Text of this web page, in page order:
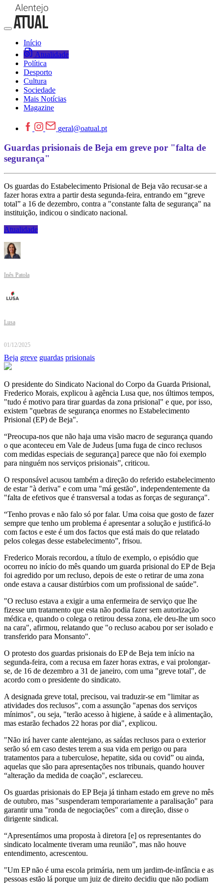
Início
Atualidade
Política
Desporto
Cultura
Sociedade
Mais Notícias
Magazine
geral@oatual.pt
Guardas prisionais de Beja em greve por "falta de
segurança"
Os guardas do Estabelecimento Prisional de Beja vão recusar-se a
fazer horas extra a partir desta segunda-feira, entrando em “greve
total” a 16 de dezembro, contra a "constante falta de segurança" na
instituição, indicou o sindicato nacional.
Atualidade
Inês Patola
Lusa
01/12/2025
Beja greve guardas prisionais
O presidente do Sindicato Nacional do Corpo da Guarda Prisional,
Frederico Morais, explicou à agência Lusa que, nos últimos tempos,
"tudo é motivo para tirar guardas da zona prisional" e que, por isso,
existem "quebras de segurança enormes no Estabelecimento
Prisional (EP) de Beja".
“Preocupa-nos que não haja uma visão macro de segurança quando
o que aconteceu em Vale de Judeus [uma fuga de cinco reclusos
com medidas especiais de segurança] parece que não foi exemplo
para ninguém nos serviços prisionais”, criticou.
O responsável acusou também a direção do referido estabelecimento
de estar "à deriva" e com uma "má gestão", independentemente da
"falta de efetivos que é transversal a todas as forças de segurança".
“Tenho provas e não falo só por falar. Uma coisa que gosto de fazer
sempre que tenho um problema é apresentar a solução e justificá-lo
com factos e este é um dos factos que está mais do que relatado
pelos colegas desse estabelecimento”, frisou.
Frederico Morais recordou, a título de exemplo, o episódio que
ocorreu no início do mês quando um guarda prisional do EP de Beja
foi agredido por um recluso, depois de este o retirar de uma zona
onde estava a causar distúrbios com um profissional de saúde”.
"O recluso estava a exigir a uma enfermeira de serviço que lhe
fizesse um tratamento que esta não podia fazer sem autorização
médica e, quando o colega o retirou dessa zona, ele deu-lhe um soco
na cara", afirmou, relatando que "o recluso acabou por ser isolado e
transferido para Monsanto".
O protesto dos guardas prisionais do EP de Beja tem início na
segunda-feira, com a recusa em fazer horas extras, e vai prolongar-
se, de 16 de dezembro a 31 de janeiro, com uma "greve total", de
acordo com o presidente do sindicato.
A designada greve total, precisou, vai traduzir-se em "limitar as
atividades dos reclusos", com a assunção "apenas dos serviços
mínimos", ou seja, "terão acesso à higiene, à saúde e à alimentação,
mas estarão fechados 22 horas por dia", explicou.
"Não irá haver cante alentejano, as saídas reclusos para o exterior
serão só em caso destes terem a sua vida em perigo ou para
tratamentos para a tuberculose, hepatite, sida ou covid” ou ainda,
aquelas que são para apresentações nos tribunais, quando houver
“alteração da medida de coação", esclareceu.
Os guardas prisionais do EP Beja já tinham estado em greve no mês
de outubro, mas "suspenderam temporariamente a paralisação" para
garantir uma "ronda de negociações" com a direção, disse o
dirigente sindical.
“Apresentámos uma proposta à diretora [e] os representantes do
sindicato localmente tiveram uma reunião”, mas não houve
entendimento, acrescentou.
"Um EP não é uma escola primária, nem um jardim-de-infância e as
pessoas estão lá porque um juiz de direito decidiu que não podiam